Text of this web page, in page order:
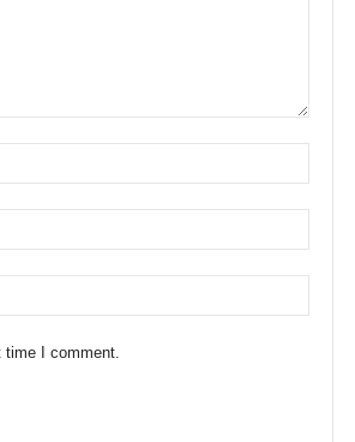
time I comment.